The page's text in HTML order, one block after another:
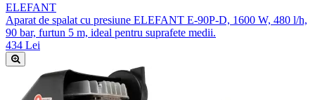
ELEFANT
Aparat de spalat cu presiune ELEFANT E-90P-D, 1600 W, 480 l/h,
90 bar, furtun 5 m, ideal pentru suprafete medii.
434 Lei